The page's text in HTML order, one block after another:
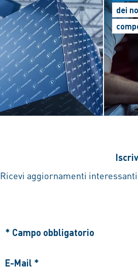
dei
Ricevi aggiornamenti
* Campo obbligatorio
E-Mail *